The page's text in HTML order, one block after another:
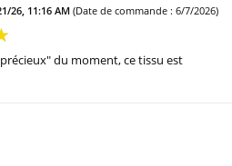
26, 11:16 AM (Date de commande : 6/7/2026)
du moment, ce tissu est